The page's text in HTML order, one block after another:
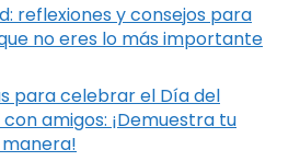
reflexiones y consejos para
no eres lo más importante
para celebrar el Día del
amigos: ¡Demuestra tu